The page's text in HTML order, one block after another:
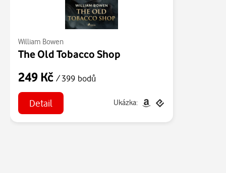
William Bowen
The Old Tobacco Shop
249 Kč / 399 bodů
Detail Ukázka: